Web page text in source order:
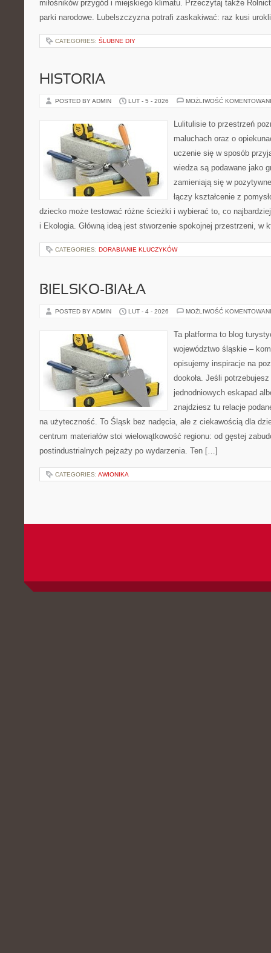
miłośników przygód i miejskiego klimatu. Przeczytaj także
parki narodowe. Lubelszczyzna potrafi zaskakiwać: raz kusi
CATEGORIES: ŚLUBNE DIY
HISTORIA
POSTED BY ADMIN LUT - 5 - 2026 MOŻLIWOŚĆ
Lulitulisie to przestrzeń
maluchach oraz o
uczenie się w sposób
wiedza są podawane jako
zamieniają się w
łączy kształcenie z
dziecko może testować różne ścieżki i wybierać to, co
i Ekologia. Główną ideą jest stworzenie spokojnej przestrzeni,
CATEGORIES: DORABIANIE KLUCZYKÓW
BIELSKO-BIAŁA
POSTED BY ADMIN LUT - 4 - 2026 MOŻLIWOŚĆ
Ta platforma to blog
województwo śląskie –
opisujemy inspiracje na
dookoła. Jeśli
jednodniowych eskapad
znajdziesz tu relacje
na użyteczność. To Śląsk bez nadęcia, ale z ciekawością dla
centrum materiałów stoi wielowątkowość regionu: od gęstej
postindustrialnych pejzaży po wydarzenia. Ten […]
CATEGORIES: AWIONIKA